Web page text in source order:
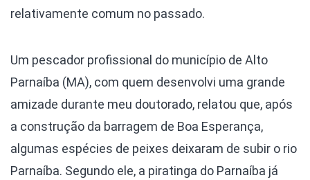
relativamente comum no passado.
Um pescador profissional do município de Alto
Parnaíba (MA), com quem desenvolvi uma grande
amizade durante meu doutorado, relatou que, após
a construção da barragem de Boa Esperança,
algumas espécies de peixes deixaram de subir o rio
Parnaíba. Segundo ele, a piratinga do Parnaíba já